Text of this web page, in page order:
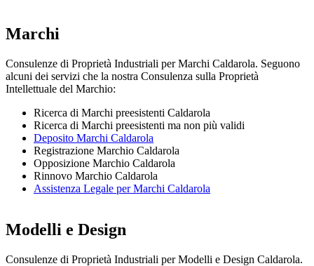
Marchi
Consulenze di Proprietà Industriali per Marchi Caldarola. Seguono
alcuni dei servizi che la nostra Consulenza sulla Proprietà
Intellettuale del Marchio:
Ricerca di Marchi preesistenti Caldarola
Ricerca di Marchi preesistenti ma non più validi
Deposito Marchi Caldarola
Registrazione Marchio Caldarola
Opposizione Marchio Caldarola
Rinnovo Marchio Caldarola
Assistenza Legale per Marchi Caldarola
Modelli e Design
Consulenze di Proprietà Industriali per Modelli e Design Caldarola.